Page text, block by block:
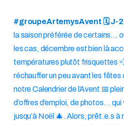
#groupeArtemysAvent 🗓 J-
la saison préférée de certains…
les cas, décembre est bien là
températures plutôt frisquettes
réchauffer un peu avant les fêtes
notre Calendrier de l’Avent 📅
d’offres d’emploi, de photos…
jusqu’à Noël 🎄. Alors, prêt.e.s à